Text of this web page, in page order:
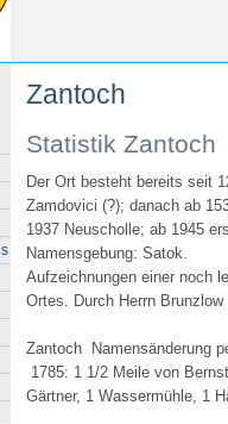
Zantoch
Statistik Zantoch
Der Ort besteht bereits seit
Zamdovici (?); danach ab
1937 Neuscholle; ab 1945
Namensgebung: Satok.
Aufzeichnungen einer noch
Ortes. Durch Herrn
Zantoch Namensänderung
1785: 1 1/2 Meile von
Gärtner, 1 Wassermühle, 1